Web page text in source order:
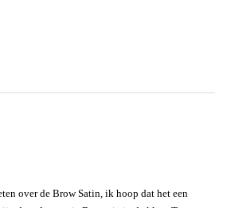
over de Brow Satin, ik hoop dat het een